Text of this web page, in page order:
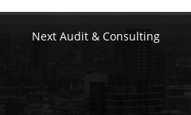
Next Audit & Consulting